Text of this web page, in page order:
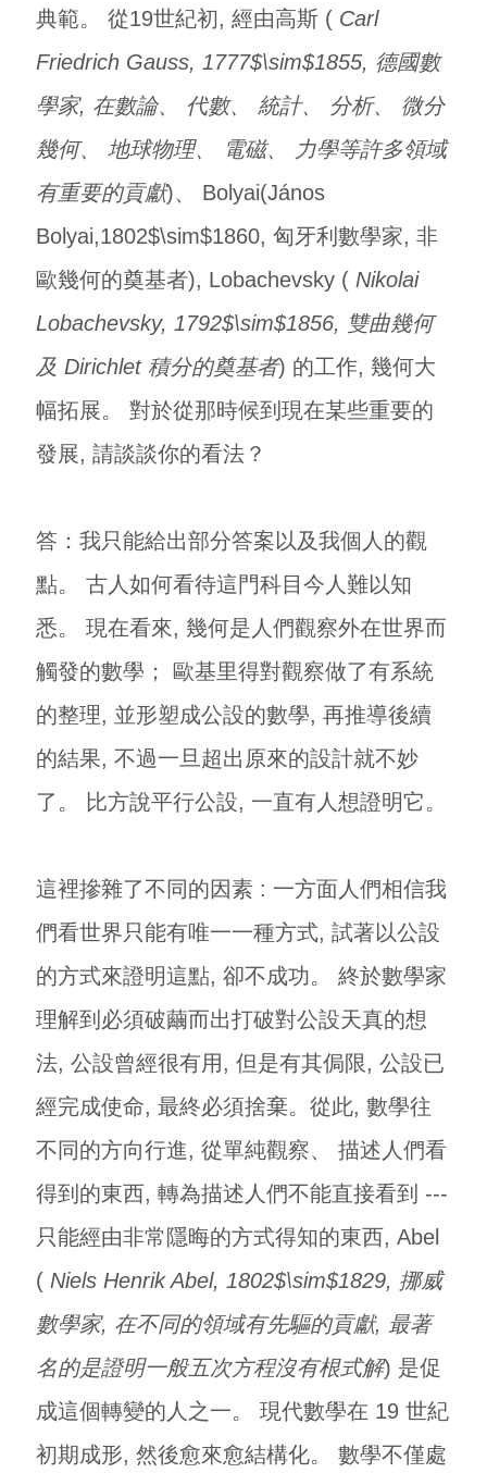
典範。 從19世紀初, 經由高斯 ( Carl
Friedrich Gauss, 1777$\sim$1855, 德國數
學家, 在數論、 代數、 統計、 分析、 微分
幾何、 地球物理、 電磁、 力學等許多領域
有重要的貢獻)、 Bolyai(János
Bolyai,1802$\sim$1860, 匈牙利數學家, 非
歐幾何的奠基者), Lobachevsky ( Nikolai
Lobachevsky, 1792$\sim$1856, 雙曲幾何
及 Dirichlet 積分的奠基者) 的工作, 幾何大
幅拓展。 對於從那時候到現在某些重要的
發展, 請談談你的看法？
答：我只能給出部分答案以及我個人的觀
點。 古人如何看待這門科目今人難以知
悉。 現在看來, 幾何是人們觀察外在世界而
觸發的數學； 歐基里得對觀察做了有系統
的整理, 並形塑成公設的數學, 再推導後續
的結果, 不過一旦超出原來的設計就不妙
了。 比方說平行公設, 一直有人想證明它。
這裡摻雜了不同的因素 : 一方面人們相信我
們看世界只能有唯一一種方式, 試著以公設
的方式來證明這點, 卻不成功。 終於數學家
理解到必須破繭而出打破對公設天真的想
法, 公設曾經很有用, 但是有其侷限, 公設已
經完成使命, 最終必須捨棄。從此, 數學往
不同的方向行進, 從單純觀察、 描述人們看
得到的東西, 轉為描述人們不能直接看到 ---
只能經由非常隱晦的方式得知的東西, Abel
( Niels Henrik Abel, 1802$\sim$1829, 挪威
數學家, 在不同的領域有先驅的貢獻, 最著
名的是證明一般五次方程沒有根式解) 是促
成這個轉變的人之一。 現代數學在 19 世紀
初期成形, 然後愈來愈結構化。 數學不僅處